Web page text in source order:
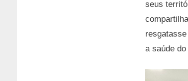
seus
a saúde